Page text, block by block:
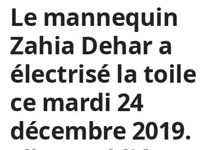
Le mannequin
Zahia Dehar a
électrisé la toile
ce mardi 24
décembre 2019.